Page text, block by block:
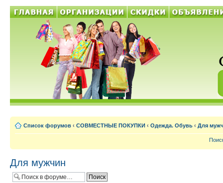
Список форумов ‹ СОВМЕСТНЫЕ ПОКУПКИ ‹ Одежда. Обувь ‹ Для
Для мужчин